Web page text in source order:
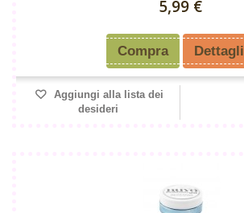
5,99 €
Compra Dettagli
Aggiungi alla lista dei
desideri